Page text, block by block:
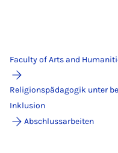
Faculty of Arts and
Religionspädagogik unter
Inklusion
Abschlussarbeiten